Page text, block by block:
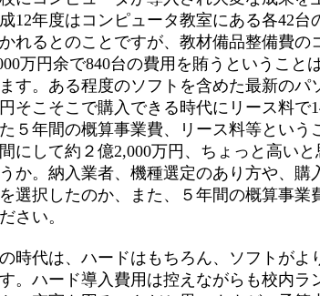
12年度はコンピュータ教室にある各42台
れるとのことですが、教材備品整備費の
万円余で840台の費用を賄うということ
す。ある程度のソフトを含めた最新のパ
そこそこで購入できる時代にリース料で
５年間の概算事業費、リース料等という
にして約２億2,000万円、ちょっと高い
か。納入業者、機種選定のあり方や、購
選択したのか、また、５年間の概算事業
さい。
時代は、ハードはもちろん、ソフトがよ
。ハード導入費用は控えながらも校内ラ